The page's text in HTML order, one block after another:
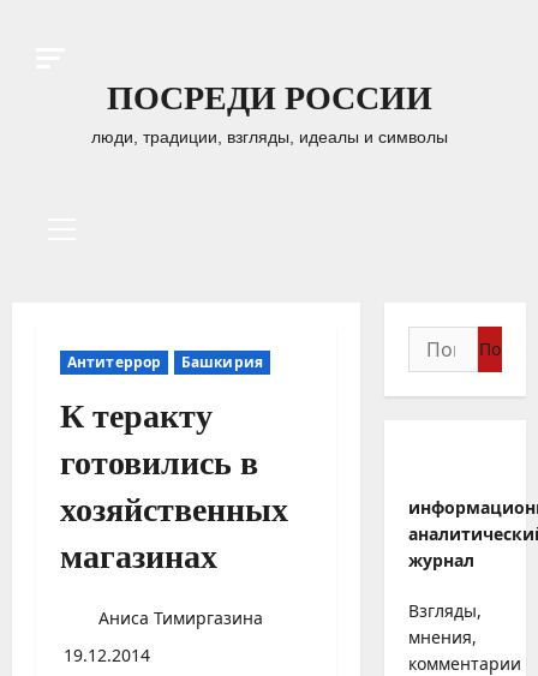
ПОСРЕДИ РОССИИ
люди, традиции, взгляды, идеалы и символы
Антитеррор Башкирия
К теракту
готовились в
хозяйственных
магазинах
Аниса Тимиргазина
19.12.2014
Найти:
журнал
Взгляды,
мнения,
комментарии